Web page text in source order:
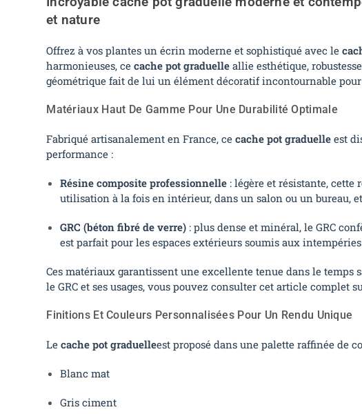
et nature
Offrez à vos plantes un écrin moderne et sophistiqué avec le
harmonieuses, cecache pot graduelle allie esthétique,
géométrique fait de lui un élément décoratif incontournable
Matériaux Haut De Gamme Pour Une Durabilité Optimale
Fabriqué artisanalement en France, cecache pot graduelle est
performance :
Résine composite professionnelle : légère et résistante,
utilisation à la fois en intérieur, dans un salon ou un bureau,
GRC (béton fibré de verre) : plus dense et minéral, le GRC
est parfait pour les espaces extérieurs soumis aux
Ces matériaux garantissent une excellente tenue dans le
le GRC et ses usages, vous pouvez consulter cet article complet
Finitions Et Couleurs Personnalisées Pour Un Rendu Unique
Lecache pot graduelleest proposé dans une palette raffinée de
Blanc mat
Gris ciment